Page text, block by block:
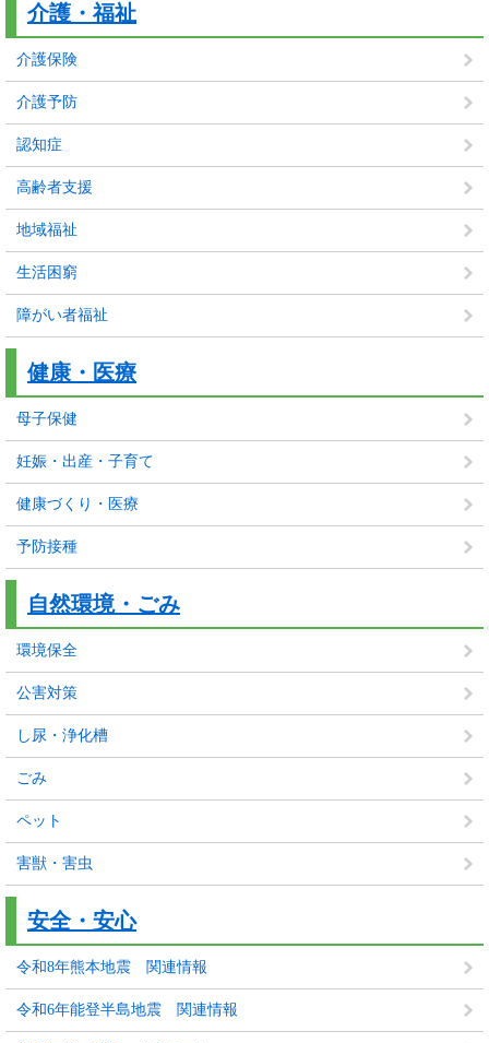
介護・福祉
介護保険
介護予防
認知症
高齢者支援
地域福祉
生活困窮
障がい者福祉
健康・医療
母子保健
妊娠・出産・子育て
健康づくり・医療
予防接種
自然環境・ごみ
環境保全
公害対策
し尿・浄化槽
ごみ
ペット
害獣・害虫
安全・安心
令和8年熊本地震 関連情報
令和6年能登半島地震 関連情報